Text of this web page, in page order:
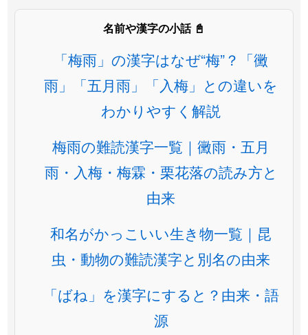
名前や漢字の小話 📓
「梅雨」の漢字はなぜ“梅”？「黴
雨」「五月雨」「入梅」との違いを
わかりやすく解説
梅雨の難読漢字一覧｜黴雨・五月
雨・入梅・梅霖・栗花落の読み方と
由来
和名がかっこいい生き物一覧｜昆
虫・動物の難読漢字と別名の由来
「ばね」を漢字にすると？由来・語
源